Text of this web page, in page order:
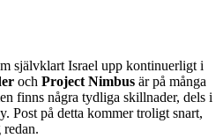
självklart Israel upp kontinuerligt i
och Project Nimbus är på många
finns några tydliga skillnader, dels i
Post på detta kommer troligt snart,
redan.